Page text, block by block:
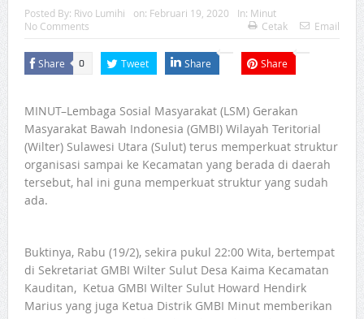
Posted By: Rivo Lumihi on: Februari 19, 2020 In: Minut
No Comments
Cetak Email
Share 0 Tweet Share Share
MINUT–Lembaga Sosial Masyarakat (LSM) Gerakan
Masyarakat Bawah Indonesia (GMBI) Wilayah Teritorial
(Wilter) Sulawesi Utara (Sulut) terus memperkuat struktur
organisasi sampai ke Kecamatan yang berada di daerah
tersebut, hal ini guna memperkuat struktur yang sudah
ada.
Buktinya, Rabu (19/2), sekira pukul 22:00 Wita, bertempat
di Sekretariat GMBI Wilter Sulut Desa Kaima Kecamatan
Kauditan, Ketua GMBI Wilter Sulut Howard Hendirk
Marius yang juga Ketua Distrik GMBI Minut memberikan